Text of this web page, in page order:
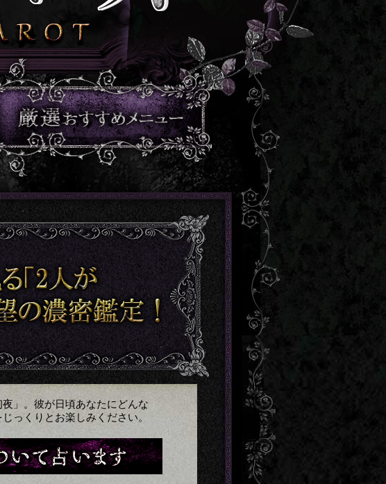
」。彼が日頃あなたにどんな
っくりとお楽しみください。